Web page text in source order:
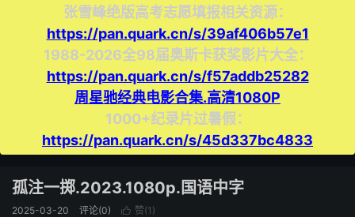
张雪峰绝版高考志愿填报相关资源：
https://pan.quark.cn/s/39af406b57e1
1988-2026全98届奥斯卡获奖影片大全：
https://pan.quark.cn/s/f57addb25282
周星驰经典电影合集.高清1080P
1000+纪录片过暑假：
https://pan.quark.cn/s/45d337bc4833
孤注一掷.2023.1080p.国语中字
2025-03-20 评论(0)  赞(1 )